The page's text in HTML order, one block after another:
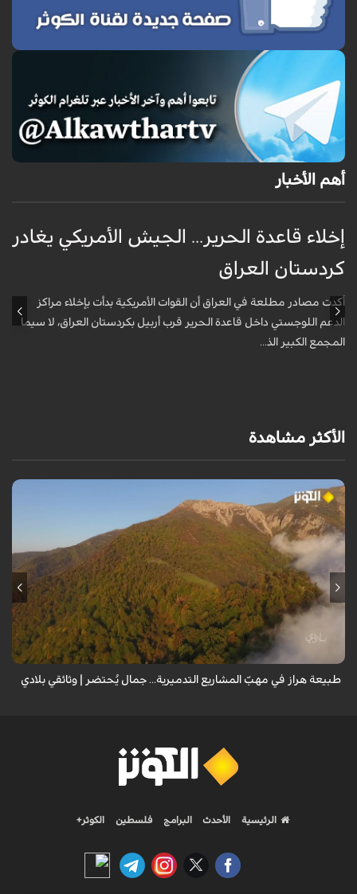
أهم الأخبار
إخلاء قاعدة الحرير... الجيش الأمريكي يغادر
كردستان العراق
أكدت مصادر مطلعة في العراق أن القوات الأمريكية بدأت بإخلاء مراكز
الدعم اللوجستي داخل قاعدة الحرير قرب أربيل بكردستان العراق، لا سيما
المجمع الكبير الذ...
الأكثر مشاهدة
من قلب طبيعة هراز التي كانت يوماً من أجمل الموائل الطبيعية في إيران، يحذر
المعد من كارثة بيئية: "وحش الأعمال والمشاريع التدميرية تنهش بجسم
طبيعة هراز في مهبّ المشاريع التدميرية... جمال يُحتضر | وثائقي بلادي
الرئيسية الأحدث البرامج فلسطين الكوثر+